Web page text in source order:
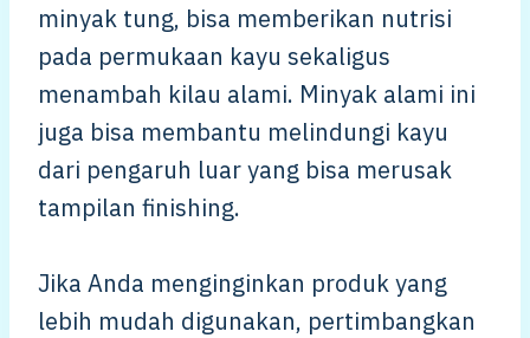
minyak tung, bisa memberikan nutrisi
pada permukaan kayu sekaligus
menambah kilau alami. Minyak alami ini
juga bisa membantu melindungi kayu
dari pengaruh luar yang bisa merusak
tampilan finishing.
Jika Anda menginginkan produk yang
lebih mudah digunakan, pertimbangkan